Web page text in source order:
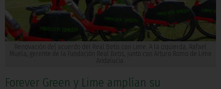
Renovación del acuerdo del Real Betis con Lime. A la izquierda, Rafael
Muela, gerente de la Fundación Real Betis, junto con Arturo Romo de Lime
Andalucía.
Forever Green y Lime amplían su